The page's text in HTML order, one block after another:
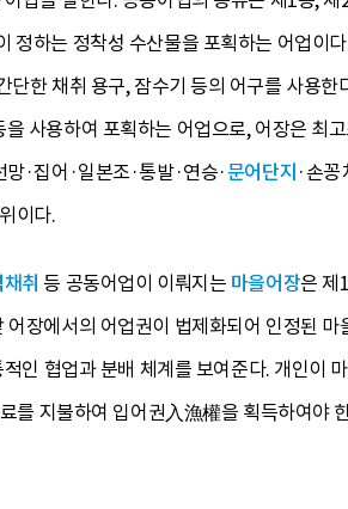
하는 정착성 수산물을 포획하는 어업이
한 채취 용구, 잠수기 등의 어구를 사용한
사용하여 포획하는 어업으로, 어장은 최
·집어·일본조·통발·연승·문어단지·손
이다.
취 등 공동어업이 이뤄지는 마을어장은 제
장에서의 어업권이 법제화되어 인정된
인 협업과 분배 체계를 보여준다. 개인이
를 지불하여 입어권入漁權을 획득하여야